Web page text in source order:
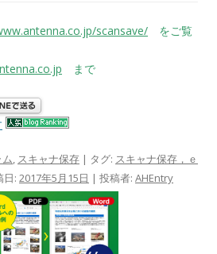
scansave/ をご覧
まで
ム, スキャナ保存 | タグ: スキャナ保存，ｅ
日: 2017年5月15日 | 投稿者: AHEntry